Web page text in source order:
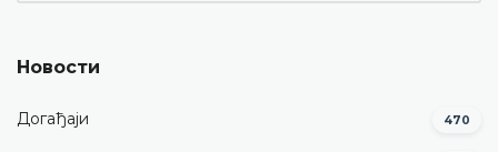
Новости
Догађаји 470